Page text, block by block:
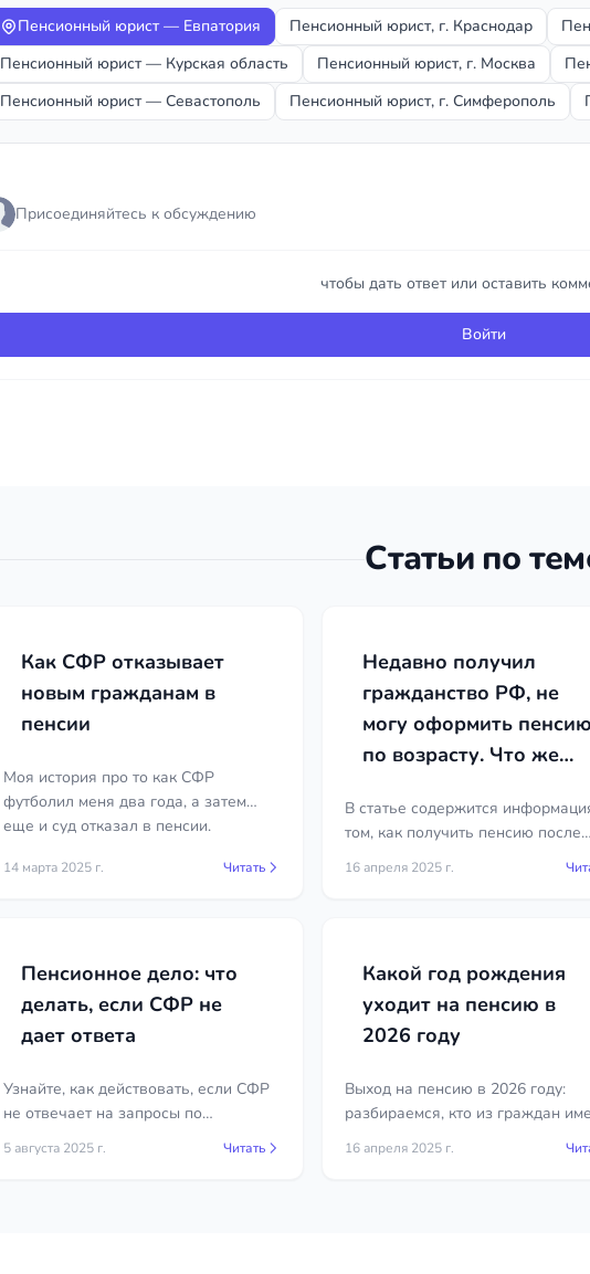
Пенсионный юрист — Евпатория Пенсионный юрист, г. Краснодар
Пенсионный юрист — Курская область
Пенсионный юрист, г. Москва
Пенсионный юрист — Севастополь
Пенсионный юрист, г. Симферополь
Присоединяйтесь к обсуждению
чтобы дать ответ или оставить
Войти
Статьи по
Как СФР отказывает
новым гражданам в
пенсии
Моя история про то как СФР
футболил меня два года, а затем
еще и суд отказал в пенсии.
14 марта 2025 г. Читать
Недавно получил
гражданство РФ, не
могу оформить пенсию
по возрасту. Что же
В статье содержится
том, как получить пенсию после
приобретения гражданства РФ.
узнаете о необходимых
16 апреля 2025 г.
Пенсионное дело: что
делать, если СФР не
дает ответа
Узнайте, как действовать, если СФР
не отвечает на запросы по
выплатному делу. Советы и
рекомендации для эффективного
5 августа 2025 г. Читать
Какой год рождения
уходит на пенсию в
2026 году
Выход на пенсию в 2026 году:
разбираемся, кто из граждан
на это право. Расчёт возраста
выхода на пенсию для мужчин и
16 апреля 2025 г.